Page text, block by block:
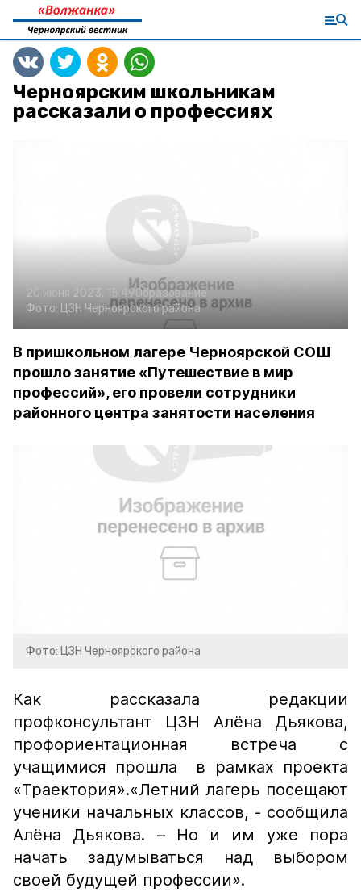
Черноярским школьникам
рассказали о профессиях
20 июня 2023, 15:49Образование
Фото: ЦЗН Черноярского района
В пришкольном лагере Черноярской СОШ
прошло занятие «Путешествие в мир
профессий», его провели сотрудники
районного центра занятости населения
Фото: ЦЗН Черноярского района
Как рассказала редакции
профконсультант ЦЗН Алёна Дьякова,
профориентационная встреча с
учащимися прошла в рамках проекта
«Траектория».«Летний лагерь посещают
ученики начальных классов, - сообщила
Алёна Дьякова. – Но и им уже пора
начать задумываться над выбором
своей будущей профессии».